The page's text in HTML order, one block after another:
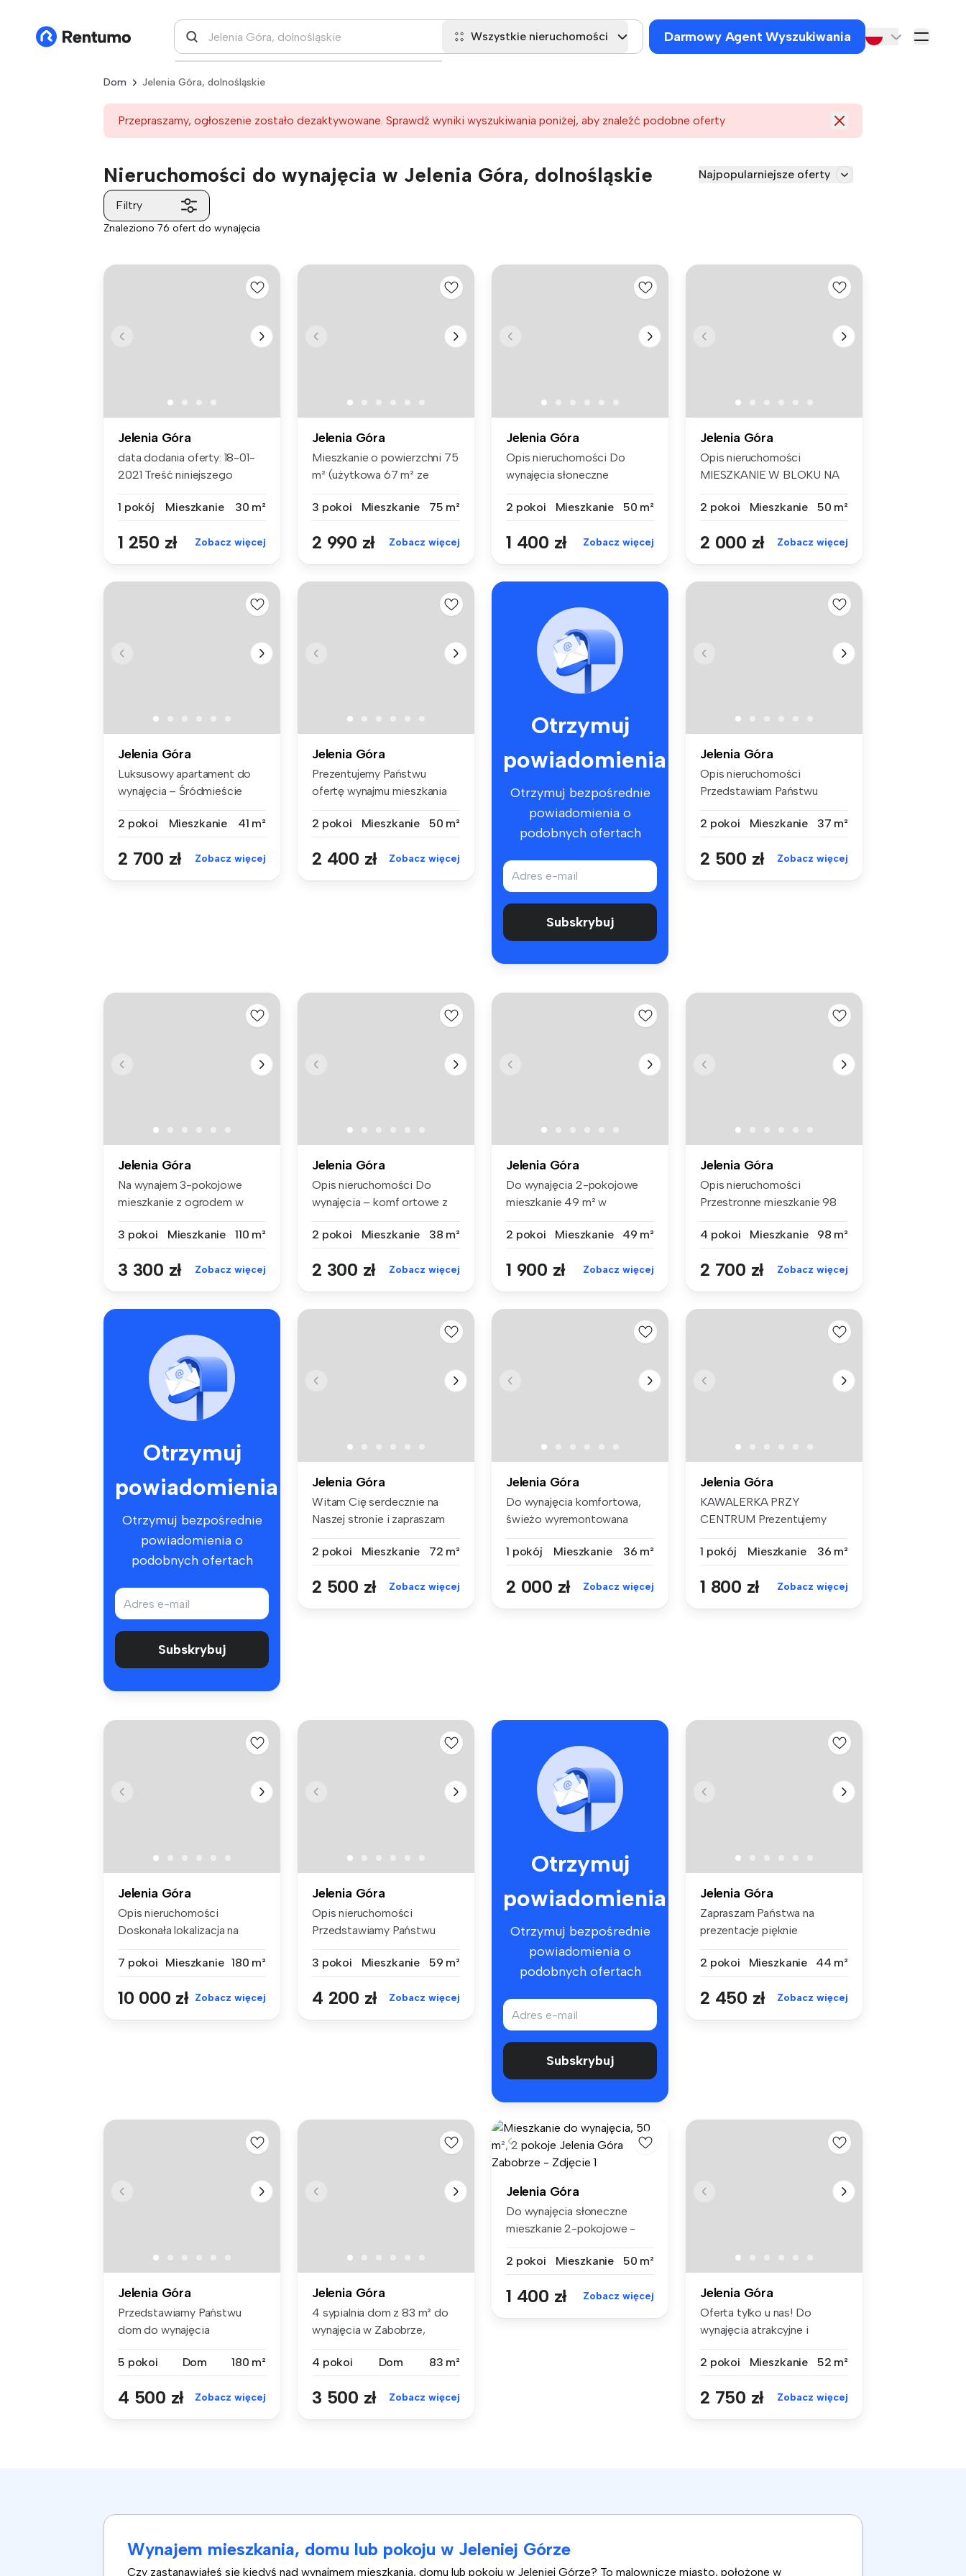
Wszystkie nieruchomości Darmowy Agent Wyszukiwania
Dom Jelenia Góra, dolnośląskie
Przepraszamy, ogłoszenie zostało dezaktywowane. Sprawdź wyniki wyszukiwania poniżej, aby znaleźć podobne oferty
Nieruchomości do wynajęcia w Jelenia Góra, dolnośląskie Najpopularniejsze oferty
Filtry
Znaleziono 76 ofert do wynajęcia
Jelenia Góra
data dodania oferty: 18-01-
2021 Treść niniejszego
1 pokój
Mieszkanie 30 m²
1 250 zł Zobacz więcej
Jelenia Góra
Mieszkanie o powierzchni 75
m² (użytkowa 67 m² ze
3 pokoi
Mieszkanie 75 m²
2 990 zł Zobacz więcej
Jelenia Góra
Opis nieruchomości Do
wynajęcia słoneczne
2 pokoi
Mieszkanie 50 m²
1 400 zł Zobacz więcej
Jelenia Góra
Opis nieruchomości
MIESZKANIE W BLOKU NA
2 pokoi
Mieszkanie 50 m²
2 000 zł Zobacz więcej
Jelenia Góra
Luksusowy apartament do
wynajęcia – Śródmieście
2 pokoi
Mieszkanie 41 m²
2 700 zł Zobacz więcej
Jelenia Góra
Prezentujemy Państwu
ofertę wynajmu mieszkania
2 pokoi
Mieszkanie 50 m²
2 400 zł Zobacz więcej
Otrzymuj
powiadomienia
Otrzymuj bezpośrednie
powiadomienia o
podobnych ofertach
Subskrybuj
Jelenia Góra
Opis nieruchomości
Przedstawiam Państwu
2 pokoi
Mieszkanie 37 m²
2 500 zł Zobacz więcej
Jelenia Góra
Na wynajem 3-pokojowe
mieszkanie z ogrodem w
3 pokoi
Mieszkanie 110 m²
3 300 zł Zobacz więcej
Jelenia Góra
Opis nieruchomości Do
wynajęcia – komf ortowe z
2 pokoi
Mieszkanie 38 m²
2 300 zł Zobacz więcej
Jelenia Góra
Do wynajęcia 2-pokojowe
mieszkanie 49 m² w
2 pokoi
Mieszkanie 49 m²
1 900 zł Zobacz więcej
Jelenia Góra
Opis nieruchomości
Przestronne mieszkanie 98
4 pokoi
Mieszkanie 98 m²
2 700 zł Zobacz więcej
Otrzymuj
powiadomienia
Otrzymuj bezpośrednie
powiadomienia o
podobnych ofertach
Subskrybuj
Jelenia Góra
Witam Cię serdecznie na
Naszej stronie i zapraszam
2 pokoi
Mieszkanie 72 m²
2 500 zł Zobacz więcej
Jelenia Góra
Do wynajęcia komfortowa,
świeżo wyremontowana
1 pokój
Mieszkanie 36 m²
2 000 zł Zobacz więcej
Jelenia Góra
KAWALERKA PRZY
CENTRUM Prezentujemy
1 pokój
Mieszkanie 36 m²
1 800 zł Zobacz więcej
Jelenia Góra
Opis nieruchomości
Doskonała lokalizacja na
7 pokoi
Mieszkanie 180 m²
10 000 zł Zobacz więcej
Jelenia Góra
Opis nieruchomości
Przedstawiamy Państwu
3 pokoi
Mieszkanie 59 m²
4 200 zł Zobacz więcej
Otrzymuj
powiadomienia
Otrzymuj bezpośrednie
powiadomienia o
podobnych ofertach
Subskrybuj
Jelenia Góra
Zapraszam Państwa na
prezentacje pięknie
2 pokoi
Mieszkanie 44 m²
2 450 zł Zobacz więcej
Jelenia Góra
Przedstawiamy Państwu
dom do wynajęcia
5 pokoi
Dom 180 m²
4 500 zł Zobacz więcej
Jelenia Góra
4 sypialnia dom z 83 m² do
wynajęcia w Zabobrze,
4 pokoi
Dom 83 m²
3 500 zł Zobacz więcej
Jelenia Góra
Do wynajęcia słoneczne
mieszkanie 2-pokojowe -
2 pokoi
Mieszkanie 50 m²
1 400 zł Zobacz więcej Jelenia Góra
Oferta tylko u nas! Do
wynajęcia atrakcyjne i
2 pokoi
Mieszkanie 52 m²
2 750 zł Zobacz więcej
Wynajem mieszkania, domu lub pokoju w Jeleniej Górze
Czy zastanawiałeś się kiedyś nad wynajmem mieszkania, domu lub pokoju w Jeleniej Górze? To malownicze miasto, położone w